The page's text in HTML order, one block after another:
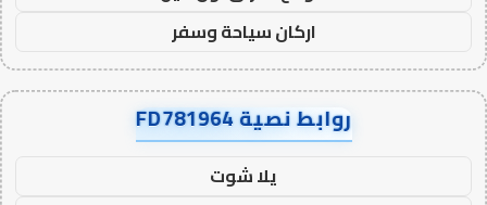
اركان سياحة وسفر
روابط نصية FD781964
يلا شوت